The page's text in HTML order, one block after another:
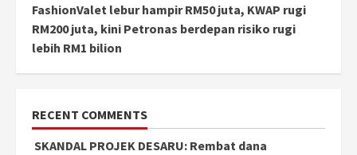
FashionValet lebur hampir RM50 juta, KWAP rugi
RM200 juta, kini Petronas berdepan risiko rugi
lebih RM1 bilion
RECENT COMMENTS
SKANDAL PROJEK DESARU: Rembat dana